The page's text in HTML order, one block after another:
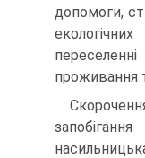
допомоги,
проживання